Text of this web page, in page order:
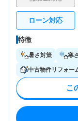
ローン対応
特徴
暑さ対策 寒
中古物件リフォー
こ